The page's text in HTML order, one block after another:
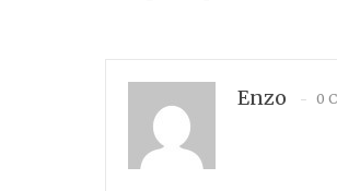
Enzo 0